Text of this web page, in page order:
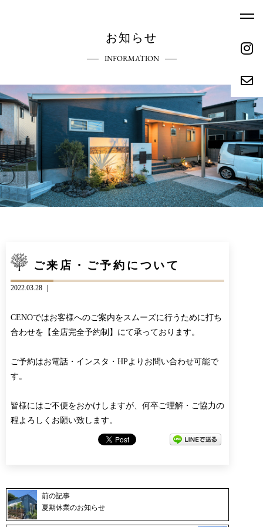
ホーム
HOME
エクステリアへのこだわり
COMMITMENT
ご依頼の流れ
REQUEST FLOW
参考価格
REFERENCE PRICE
キャンペーン 施工実績
お問い合わせ
CONTACT
ONLINE SHOP
お知らせ
INFORMATION
ご来店・ご予約について
2022.03.28 ｜
CENOではお客様へのご案内をスムーズに行うために打ち
合わせを【全店完全予約制】にて承っております。
ご予約はお電話・インスタ・HPよりお問い合わせ可能で
す。
皆様にはご不便をおかけしますが、何卒ご理解・ご協力の
程よろしくお願い致します。
前の記事
夏期休業のお知らせ